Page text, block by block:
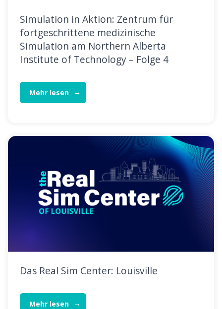
Simulation in Aktion: Zentrum für
fortgeschrittene medizinische
Simulation am Northern Alberta
Institute of Technology – Folge 4
Mehr lesen
Das Real Sim Center: Louisville
Mehr lesen